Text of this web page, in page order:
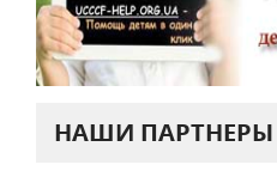
НАШИ ПАРТНЕРЫ